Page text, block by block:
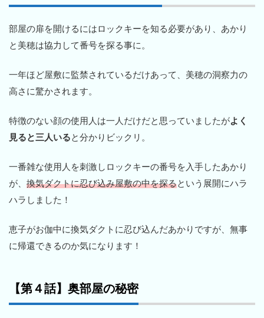
部屋の扉を開けるにはロックキーを知る必要があり、あかり
と美穂は協力して番号を探る事に。
一年ほど屋敷に監禁されているだけあって、美穂の洞察力の
高さに驚かされます。
特徴のない顔の使用人は一人だけだと思っていましたがよく
見ると三人いると分かりビックリ。
一番雑な使用人を刺激しロックキーの番号を入手したあかり
が、 換気ダクトに忍び込み屋敷の中を探るという展開にハラ
ハラしました！
恵子がお伽中に換気ダクトに忍び込んだあかりですが、無事
に帰還できるのか気になります！
【第４話】奥部屋の秘密